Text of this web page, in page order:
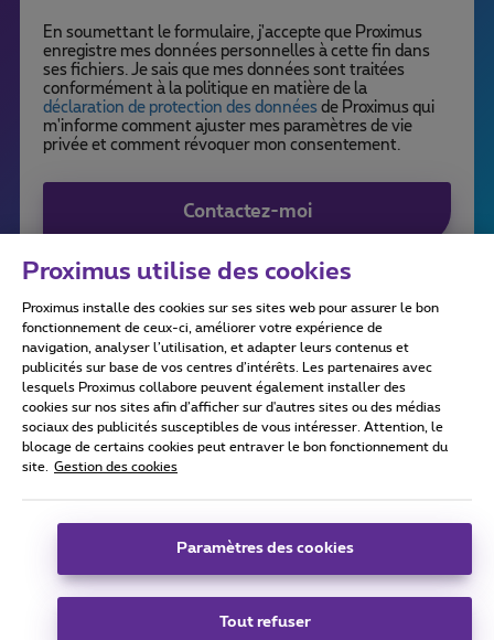
En soumettant le formulaire, j'accepte que Proximus
enregistre mes données personnelles à cette fin dans
ses fichiers. Je sais que mes données sont traitées
conformément à la politique en matière de la
déclaration de protection des donnéesde Proximus qui
m'informe comment ajuster mes paramètres de vie
privée et comment révoquer mon consentement.
Contactez-moi
Tous droits réservés. ©
Coordonnées de l’entreprise
Ce site a été créé et est géré conformément au droit belge.
Boulevard du Roi Albert II 27 - B-1030 Bruxelles.
Proximus utilise des cookies
Proximus installe des cookies sur ses sites web pour assurer le bon
fonctionnement de ceux-ci, améliorer votre expérience de
navigation, analyser l’utilisation, et adapter leurs contenus et
publicités sur base de vos centres d’intérêts. Les partenaires avec
lesquels Proximus collabore peuvent également installer des
cookies sur nos sites afin d’afficher sur d'autres sites ou des médias
sociaux des publicités susceptibles de vous intéresser. Attention, le
blocage de certains cookies peut entraver le bon fonctionnement du
site.
Gestion des cookies
Paramètres des cookies
Tout refuser